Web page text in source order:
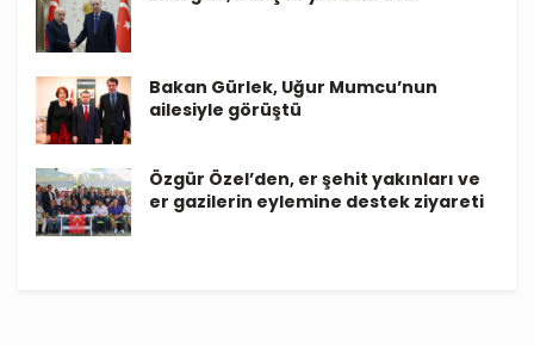
Bakan Gürlek, Uğur Mumcu’nun
ailesiyle görüştü
Özgür Özel’den, er şehit yakınları ve
er gazilerin eylemine destek ziyareti